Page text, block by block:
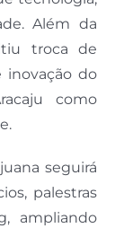
Além da
troca de
inovação do
como
seguirá
palestras
ampliando